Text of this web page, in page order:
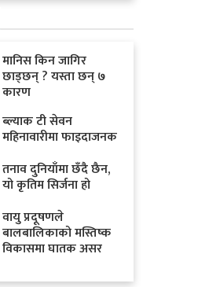
मानिस किन जागिर
छाड्छन् ? यस्ता छन् ७
कारण
ब्ल्याक टी सेवन
महिनावारीमा फाइदाजनक
तनाव दुनियाँमा छँदै छैन,
यो कृतिम सिर्जना हो
वायु प्रदूषणले
बालबालिकाको मस्तिष्क
विकासमा घातक असर